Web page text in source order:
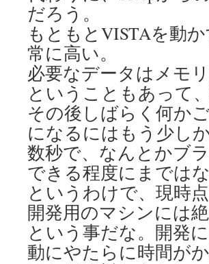
だろう。
もともとVISTAを動
常に高い。
必要なデータはメモ
ということもあって
その後しばらく何か
になるにはもう少しか
数秒で、なんとかブ
できる程度にまではな
というわけで、現時
開発用のマシンには
という事だな。開発
動にやたらに時間が